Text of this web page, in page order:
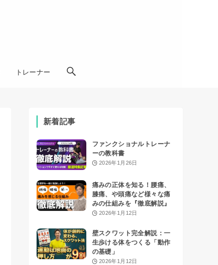
トレーナー
新着記事
ファンクショナルトレーナ
ーの教科書
2026年1月26日
痛みの正体を知る！腰痛、
膝痛、や頭痛など様々な痛
みの仕組みを『徹底解説』
2026年1月12日
壁スクワット完全解説：一
生歩ける体をつくる「動作
の基礎」
2026年1月12日